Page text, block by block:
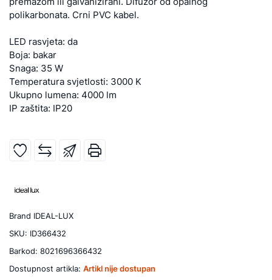
polikarbonata. Crni PVC kabel.
LED rasvjeta: da
Boja: bakar
Snaga: 35 W
Temperatura svjetlosti: 3000 K
Ukupno lumena: 4000 lm
IP zaštita: IP20
Brand IDEAL-LUX
SKU: ID366432
Barkod: 8021696366432
Dostupnost artikla: Artikl nije dostupan